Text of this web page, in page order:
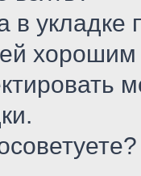
в укладке